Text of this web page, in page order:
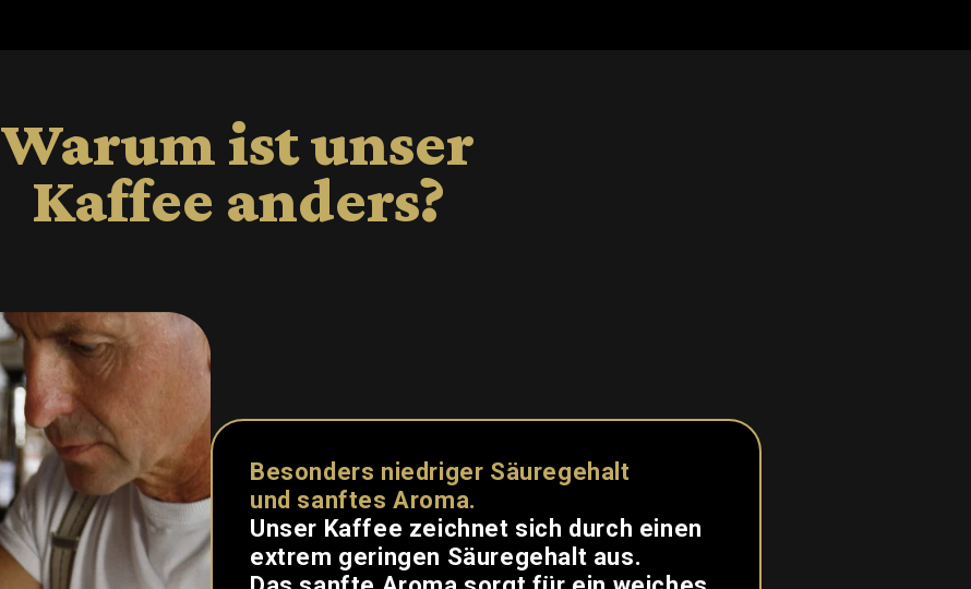
Warum ist unser
Kaffee anders?
Besonders niedriger Säuregehalt
und sanftes Aroma.
Unser Kaffee zeichnet sich durch einen
extrem geringen Säuregehalt aus.